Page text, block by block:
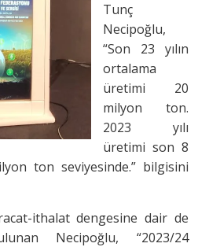
Tunç
Necipoğlu,
“Son 23 yılın
ortalama
üretimi 20
milyon ton.
2023 yılı
üretimi son 8
ton seviyesinde.” bilgisini
ithalat dengesine dair de
Necipoğlu, “2023/24